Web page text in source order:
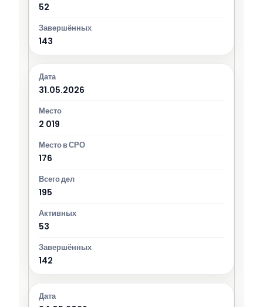
52
143
31.05.2026
2 019
176
195
53
142